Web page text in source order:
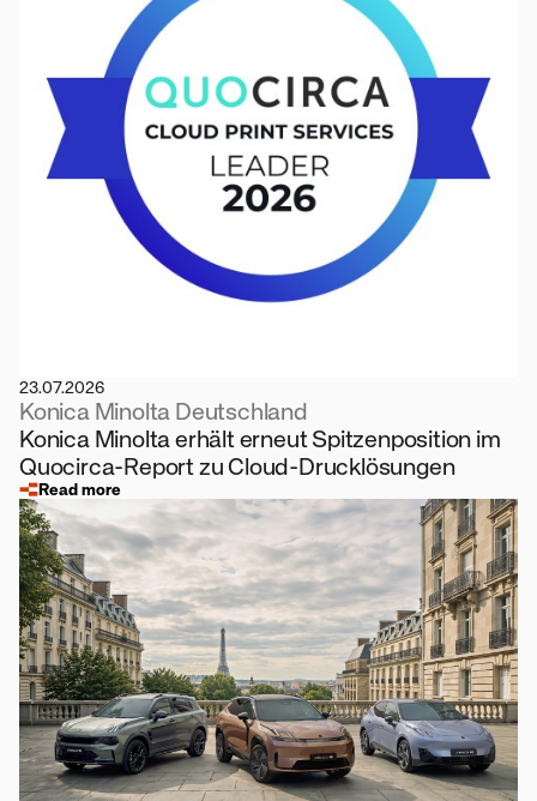
23.07.2026
Konica Minolta Deutschland
Konica Minolta erhält erneut Spitzenposition im
Quocirca-Report zu Cloud-Drucklösungen
Read more